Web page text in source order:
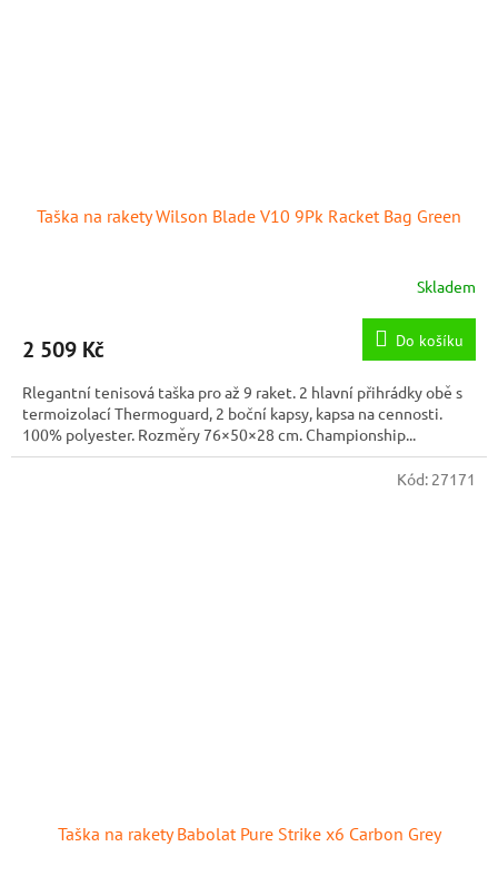
Taška na rakety Wilson Blade V10 9Pk Racket Bag Green
Skladem
2 509 Kč Do košíku
Rlegantní tenisová taška pro až 9 raket. 2 hlavní přihrádky obě s
termoizolací Thermoguard, 2 boční kapsy, kapsa na cennosti.
100% polyester. Rozměry 76×50×28 cm. Championship...
Taška na rakety Babolat Pure Strike x6 Carbon Grey
Kód: 27171